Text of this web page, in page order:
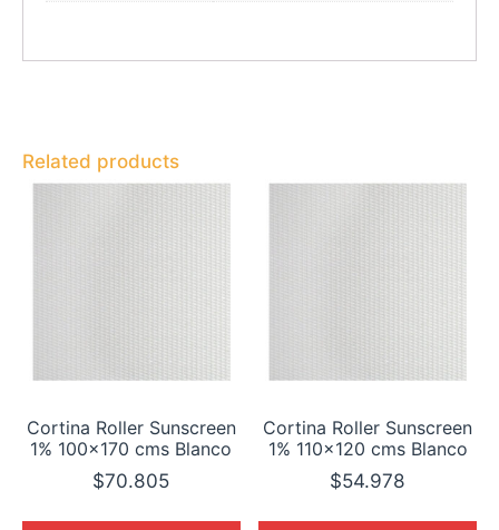
Related products
Cortina Roller Sunscreen
1% 100×170 cms Blanco
$70.805
Cortina Roller Sunscreen
1% 110×120 cms Blanco
$54.978